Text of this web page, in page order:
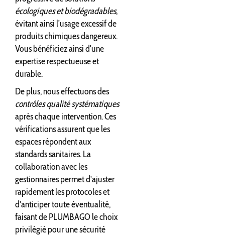
écologiques et biodégradables,
évitant ainsi l'usage excessif de
produits chimiques dangereux.
Vous bénéficiez ainsi d'une
expertise respectueuse et
durable.
De plus, nous effectuons des
contrôles qualité systématiques
après chaque intervention. Ces
vérifications assurent que les
espaces répondent aux
standards sanitaires. La
collaboration avec les
gestionnaires permet d'ajuster
rapidement les protocoles et
d'anticiper toute éventualité,
faisant de PLUMBAGO le choix
privilégié pour une sécurité